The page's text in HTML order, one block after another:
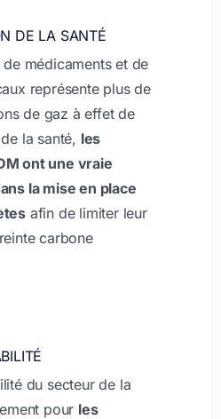
DE LA SANTÉ
de médicaments et de
représente plus de
de gaz à effet de
la santé, les
ont une vraie
la mise en place
afin de limiter leur
carbone
du secteur de la
pour les